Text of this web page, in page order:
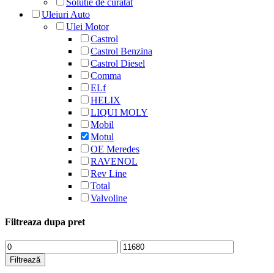
Uleiuri Auto
Ulei Motor
Castrol
Castrol Benzina
Castrol Diesel
Comma
ELf
HELIX
LIQUI MOLY
Mobil
Motul
OE Meredes
RAVENOL
Rev Line
Total
Valvoline
Filtreaza dupa pret
Preț
minim
Preț
maxim
Filtrează